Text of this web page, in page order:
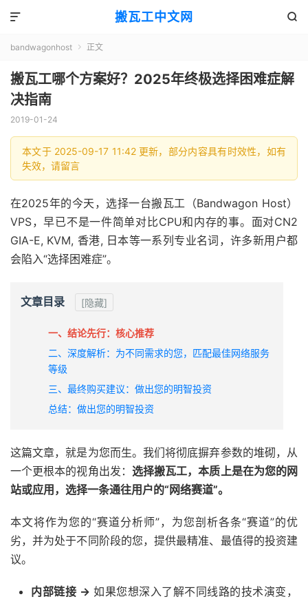
搬瓦工中文网 

bandwagonhost  正文
搬瓦工哪个方案好？2025年终极选择困难症解
决指南
2019-01-24
本文于 2025-09-17 11:42 更新，部分内容具有时效性，如有
失效，请留言
在2025年的今天，选择一台搬瓦工（Bandwagon Host）
VPS，早已不是一件简单对比CPU和内存的事。面对CN2
GIA-E, KVM, 香港, 日本等一系列专业名词，许多新用户都
会陷入“选择困难症”。
文章目录 [隐藏]
一、结论先行：核心推荐
二、深度解析：为不同需求的您，匹配最佳网络服务
等级
三、最终购买建议：做出您的明智投资
总结：做出您的明智投资
这篇文章，就是为您而生。我们将彻底摒弃参数的堆砌，从
一个更根本的视角出发： 选择搬瓦工，本质上是在为您的网
站或应用，选择一条通往用户的“网络赛道”。
本文将作为您的“赛道分析师”，为您剖析各条“赛道”的优
劣，并为处于不同阶段的您，提供最精准、最值得的投资建
议。
内部链接 -> 如果您想深入了解不同线路的技术演变，